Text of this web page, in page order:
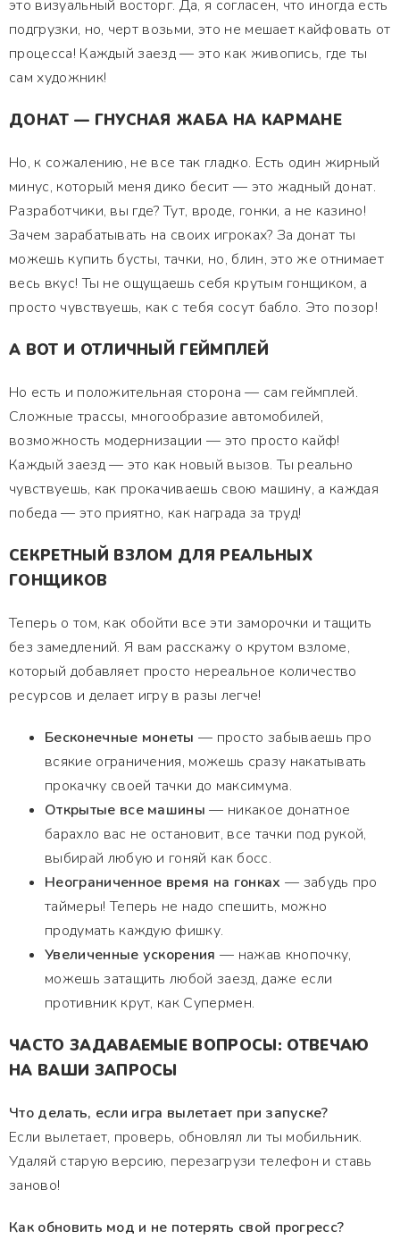
это визуальный восторг. Да, я согласен, что иногда есть
подгрузки, но, черт возьми, это не мешает кайфовать от
процесса! Каждый заезд — это как живопись, где ты
сам художник!
ДОНАТ — ГНУСНАЯ ЖАБА НА КАРМАНЕ
Но, к сожалению, не все так гладко. Есть один жирный
минус, который меня дико бесит — это жадный донат.
Разработчики, вы где? Тут, вроде, гонки, а не казино!
Зачем зарабатывать на своих игроках? За донат ты
можешь купить бусты, тачки, но, блин, это же отнимает
весь вкус! Ты не ощущаешь себя крутым гонщиком, а
просто чувствуешь, как с тебя сосут бабло. Это позор!
А ВОТ И ОТЛИЧНЫЙ ГЕЙМПЛЕЙ
Но есть и положительная сторона — сам геймплей.
Сложные трассы, многообразие автомобилей,
возможность модернизации — это просто кайф!
Каждый заезд — это как новый вызов. Ты реально
чувствуешь, как прокачиваешь свою машину, а каждая
победа — это приятно, как награда за труд!
СЕКРЕТНЫЙ ВЗЛОМ ДЛЯ РЕАЛЬНЫХ
ГОНЩИКОВ
Теперь о том, как обойти все эти заморочки и тащить
без замедлений. Я вам расскажу о крутом взломе,
который добавляет просто нереальное количество
ресурсов и делает игру в разы легче!
Бесконечные монеты — просто забываешь про
всякие ограничения, можешь сразу накатывать
прокачку своей тачки до максимума.
Открытые все машины — никакое донатное
барахло вас не остановит, все тачки под рукой,
выбирай любую и гоняй как босс.
Неограниченное время на гонках — забудь про
таймеры! Теперь не надо спешить, можно
продумать каждую фишку.
Увеличенные ускорения — нажав кнопочку,
можешь затащить любой заезд, даже если
противник крут, как Супермен.
ЧАСТО ЗАДАВАЕМЫЕ ВОПРОСЫ: ОТВЕЧАЮ
НА ВАШИ ЗАПРОСЫ
Что делать, если игра вылетает при запуске?
Если вылетает, проверь, обновлял ли ты мобильник.
Удаляй старую версию, перезагрузи телефон и ставь
заново!
Как обновить мод и не потерять свой прогресс?